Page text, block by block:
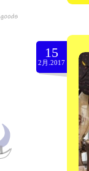
15
2月.2017